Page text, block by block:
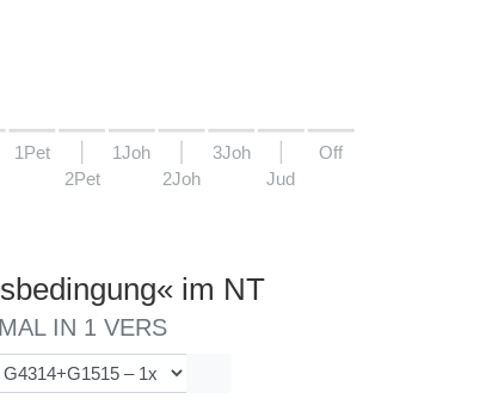
1Pet
2Pet
1Joh
2Joh
3Joh
Jud
Off
im NT
IN 1 VERS